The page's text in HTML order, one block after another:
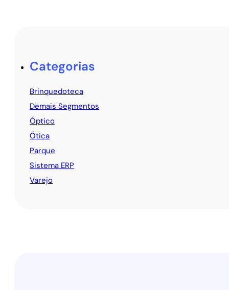
Categorias
Brinquedoteca
Demais Segmentos
Óptico
Ótica
Parque
Sistema ERP
Varejo